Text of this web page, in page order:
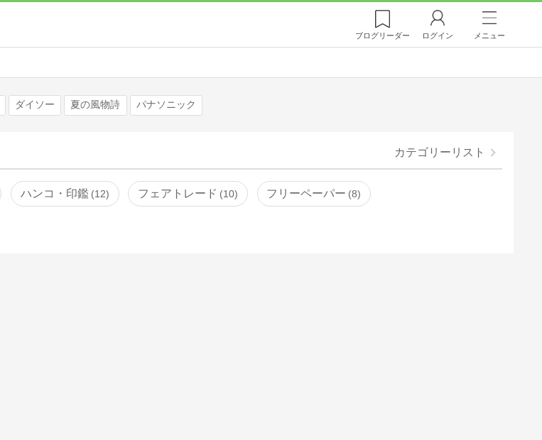
ブログリーダー ログイン メニュー
ダイソー 夏の風物詩 パナソニック
カテゴリーリスト
ハンコ・印鑑 12 フェアトレード 10 フリーペーパー 8